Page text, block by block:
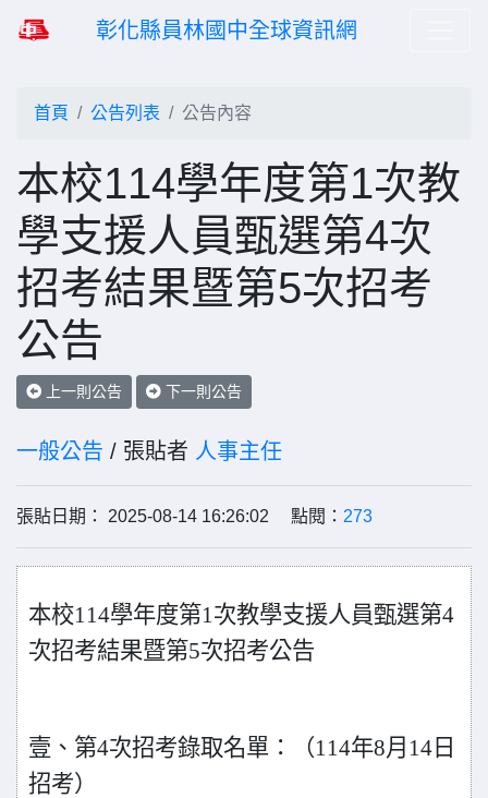
彰化縣員林國中全球資訊網
首頁 公告列表 公告內容
本校114學年度第1次教
學支援人員甄選第4次
招考結果暨第5次招考
公告
上一則公告 下一則公告
一般公告 / 張貼者 人事主任
張貼日期： 2025-08-14 16:26:02 點閱： 273
本校114學年度第1次教學支援人員甄選第4
次招考結果暨第5次招考公告
壹、第4次招考錄取名單：（114年8月14日
招考）